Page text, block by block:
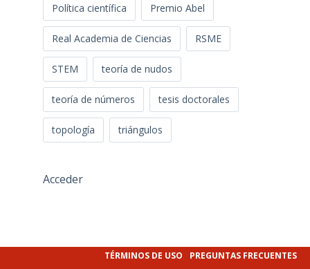
Política científica Premio Abel
Real Academia de Ciencias RSME
STEM teoría de nudos
teoría de números tesis doctorales
topología triángulos
Acceder
TÉRMINOS DE USO PREGUNTAS FRECUENTES